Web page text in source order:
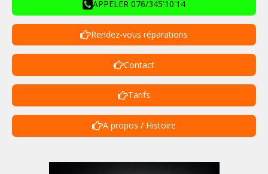
APPELER 076/345'10'14
Rendez-vous réparations
Contact
Tarifs
A propos / Histoire